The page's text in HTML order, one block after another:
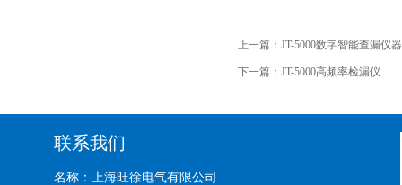
上一篇： JT-5000数字智能查漏仪器
下一篇： JT-5000高频率检漏仪
联系我们
名称：上海旺徐电气有限公司